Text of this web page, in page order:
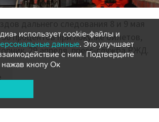
процентов при покупке билетов,
29 апреля, пресс-служба РЖД.
использует cookie-файлы и
данные. Это улучшает
с ним. Подтвердите
кнопу Ок